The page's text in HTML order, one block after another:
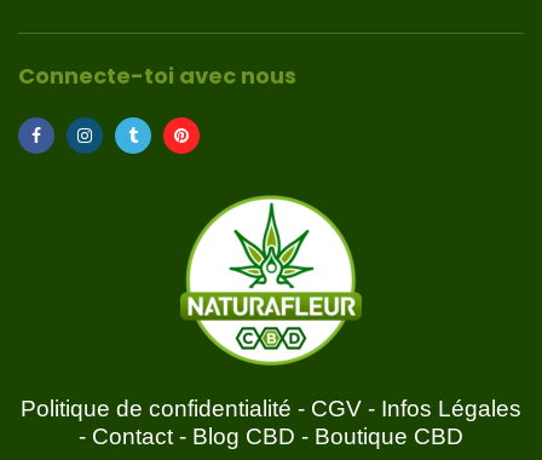
Connecte-toi avec nous
Politique de confidentialité - CGV - Infos Légales
- Contact - Blog CBD - Boutique CBD